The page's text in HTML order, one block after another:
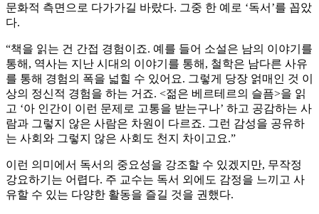
문화적 측면으로 다가가길 바랐다. 그중 한 예로 ‘독서’를 꼽았
다.
“책을 읽는 건 간접 경험이죠. 예를 들어 소설은 남의 이야기를
통해, 역사는 지난 시대의 이야기를 통해, 철학은 남다른 사유
를 통해 경험의 폭을 넓힐 수 있어요. 그렇게 당장 얽매인 것 이
상의 정신적 경험을 하는 거죠. <젊은 베르테르의 슬픔>을 읽
고 ‘아 인간이 이런 문제로 고통을 받는구나’ 하고 공감하는 사
람과 그렇지 않은 사람은 차원이 다르죠. 그런 감성을 공유하
는 사회와 그렇지 않은 사회도 천지 차이고요.”
이런 의미에서 독서의 중요성을 강조할 수 있겠지만, 무작정
강요하기는 어렵다. 주 교수는 독서 외에도 감정을 느끼고 사
유할 수 있는 다양한 활동을 즐길 것을 권했다.